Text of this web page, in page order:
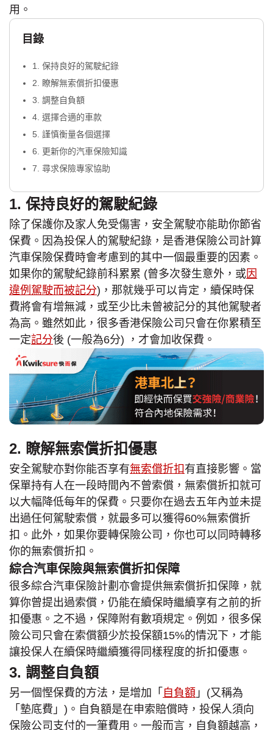
用。
目錄
1. 保持良好的駕駛紀錄
2. 瞭解無索償折扣優惠
3. 調整自負額
4. 選擇合適的車款
5. 謹慎衡量各個選擇
6. 更新你的汽車保險知識
7. 尋求保險專家協助
1. 保持良好的駕駛紀錄
除了保護你及家人免受傷害，安全駕駛亦能助你節省
保費。因為投保人的駕駛紀錄，是香港保險公司計算
汽車保險保費時會考慮到的其中一個最重要的因素。
如果你的駕駛紀錄前科累累 (曾多次發生意外，或因
違例駕駛而被記分)，那就幾乎可以肯定，續保時保
費將會有增無減，或至少比未曾被記分的其他駕駛者
為高。雖然如此，很多香港保險公司只會在你累積至
一定記分後 (一般為6分) ，才會加收保費。
2. 瞭解無索償折扣優惠
安全駕駛亦對你能否享有無索償折扣 有直接影響。當
保單持有人在一段時間內不曾索償，無索償折扣就可
以大幅降低每年的保費。只要你在過去五年內並未提
出過任何駕駛索償，就最多可以獲得60%無索償折
扣。此外，如果你要轉保險公司，你也可以同時轉移
你的無索償折扣。
綜合汽車保險與無索償折扣保障
很多綜合汽車保險計劃亦會提供無索償折扣保障，就
算你曾提出過索償，仍能在續保時繼續享有之前的折
扣優惠。之不過，保障附有數項規定。例如，很多保
險公司只會在索償額少於投保額15%的情況下，才能
讓投保人在續保時繼續獲得同樣程度的折扣優惠。
3. 調整自負額
另一個慳保費的方法，是增加「 自負額 」(又稱為
「墊底費」)。自負額是在申索賠償時，投保人須向
保險公司支付的一筆費用。一般而言，自負額越高，